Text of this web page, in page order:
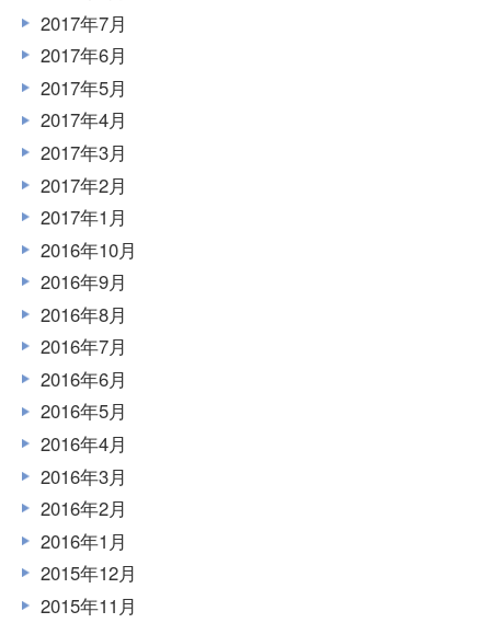
2017年7月
2017年6月
2017年5月
2017年4月
2017年3月
2017年2月
2017年1月
2016年10月
2016年9月
2016年8月
2016年7月
2016年6月
2016年5月
2016年4月
2016年3月
2016年2月
2016年1月
2015年12月
2015年11月